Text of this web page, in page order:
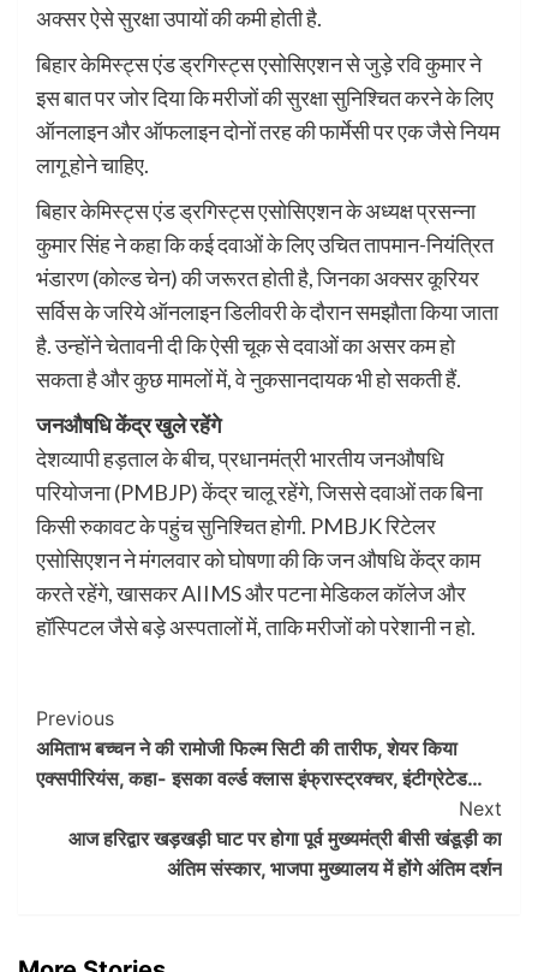
अक्सर ऐसे सुरक्षा उपायों की कमी होती है.
बिहार केमिस्ट्स एंड ड्रगिस्ट्स एसोसिएशन से जुड़े रवि कुमार ने
इस बात पर जोर दिया कि मरीजों की सुरक्षा सुनिश्चित करने के लिए
ऑनलाइन और ऑफलाइन दोनों तरह की फार्मेसी पर एक जैसे नियम
लागू होने चाहिए.
बिहार केमिस्ट्स एंड ड्रगिस्ट्स एसोसिएशन के अध्यक्ष प्रसन्ना
कुमार सिंह ने कहा कि कई दवाओं के लिए उचित तापमान-नियंत्रित
भंडारण (कोल्ड चेन) की जरूरत होती है, जिनका अक्सर कूरियर
सर्विस के जरिये ऑनलाइन डिलीवरी के दौरान समझौता किया जाता
है. उन्होंने चेतावनी दी कि ऐसी चूक से दवाओं का असर कम हो
सकता है और कुछ मामलों में, वे नुकसानदायक भी हो सकती हैं.
जनऔषधि केंद्र खुले रहेंगे
देशव्यापी हड़ताल के बीच, प्रधानमंत्री भारतीय जनऔषधि
परियोजना (PMBJP) केंद्र चालू रहेंगे, जिससे दवाओं तक बिना
किसी रुकावट के पहुंच सुनिश्चित होगी. PMBJK रिटेलर
एसोसिएशन ने मंगलवार को घोषणा की कि जन औषधि केंद्र काम
करते रहेंगे, खासकर AIIMS और पटना मेडिकल कॉलेज और
हॉस्पिटल जैसे बड़े अस्पतालों में, ताकि मरीजों को परेशानी न हो.
Post
Navigation
Previous
अमिताभ बच्चन ने की रामोजी फिल्म सिटी की तारीफ, शेयर किया
एक्सपीरियंस, कहा- इसका वर्ल्ड क्लास इंफ्रास्ट्रक्चर, इंटीग्रेटेड…
Next
आज हरिद्वार खड़खड़ी घाट पर होगा पूर्व मुख्यमंत्री बीसी खंडूड़ी का
अंतिम संस्कार, भाजपा मुख्यालय में होंगे अंतिम दर्शन